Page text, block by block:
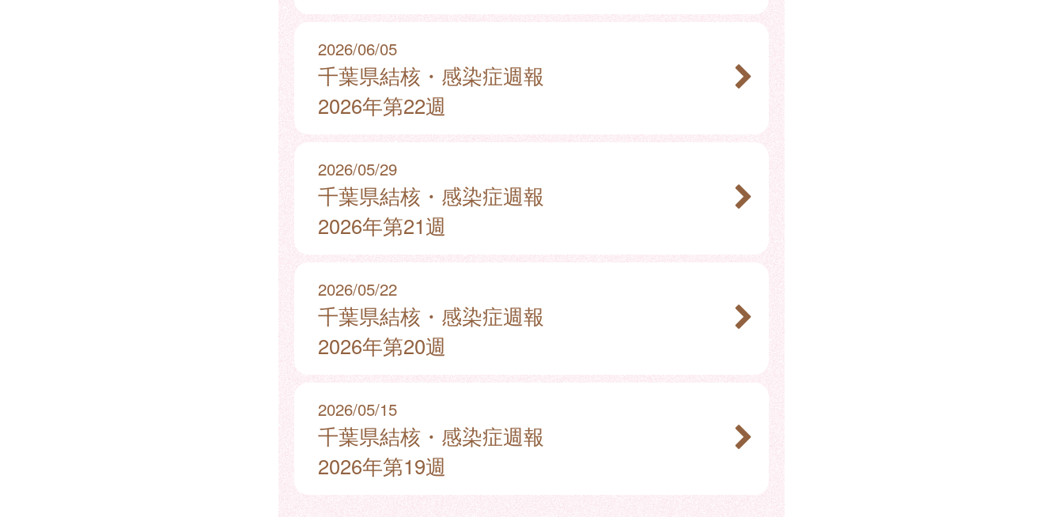
2026/06/05
千葉県結核・感染症週報
2026年第22週
2026/05/29
千葉県結核・感染症週報
2026年第21週
2026/05/22
千葉県結核・感染症週報
2026年第20週
2026/05/15
千葉県結核・感染症週報
2026年第19週